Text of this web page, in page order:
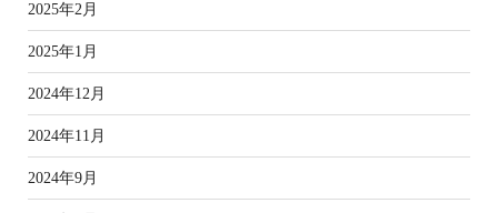
2025年2月
2025年1月
2024年12月
2024年11月
2024年9月